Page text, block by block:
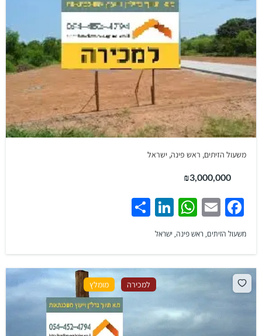
משעול הזיתים, ראש פינה, ישראל
₪3,000,000
Facebook
Email
WhatsApp
LinkedIn
Share
משעול הזיתים, ראש פינה, ישראל
למכירה מומלץ